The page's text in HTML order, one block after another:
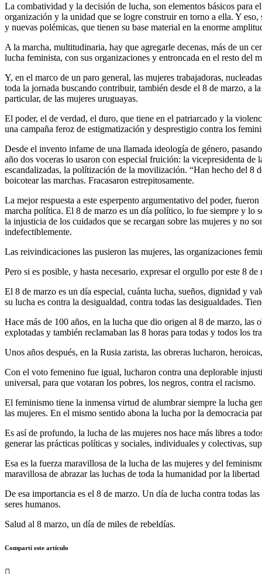
La combatividad y la decisión de lucha, son elementos básicos para
organización y la unidad que se logre construir en torno a ella. Y
y nuevas polémicas, que tienen su base material en la enorme
A la marcha, multitudinaria, hay que agregarle decenas, más de un
lucha feminista, con sus organizaciones y entroncada en el resto del
Y, en el marco de un paro general, las mujeres trabajadoras,
toda la jornada buscando contribuir, también desde el 8 de marzo, a
particular, de las mujeres uruguayas.
El poder, el de verdad, el duro, que tiene en el patriarcado y la
una campaña feroz de estigmatización y desprestigio contra los
Desde el invento infame de una llamada ideología de género,
año dos voceras lo usaron con especial fruición: la vicepresidenta
escandalizadas, la polítización de la movilización. “Han hecho del 8
boicotear las marchas. Fracasaron estrepitosamente.
La mejor respuesta a este esperpento argumentativo del poder,
marcha política. El 8 de marzo es un día político, lo fue siempre y lo
la injusticia de los cuidados que se recargan sobre las mujeres y no
indefectiblemente.
Las reivindicaciones las pusieron las mujeres, las organizaciones
Pero si es posible, y hasta necesario, expresar el orgullo por este 8
El 8 de marzo es un día especial, cuánta lucha, sueños, dignidad y
su lucha es contra la desigualdad, contra todas las desigualdades.
Hace más de 100 años, en la lucha que dio origen al 8 de marzo,
explotadas y también reclamaban las 8 horas para todas y todos los
Unos años después, en la Rusia zarista, las obreras lucharon,
Con el voto femenino fue igual, lucharon contra una deplorable
universal, para que votaran los pobres, los negros, contra el racismo.
El feminismo tiene la inmensa virtud de alumbrar siempre la lucha
las mujeres. En el mismo sentido abona la lucha por la democracia
Es así de profundo, la lucha de las mujeres nos hace más libres a
generar las prácticas políticas y sociales, individuales y colectivas,
Esa es la fuerza maravillosa de la lucha de las mujeres y del
maravillosa de abrazar las luchas de toda la humanidad por la
De esa importancia es el 8 de marzo. Un día de lucha contra todas
seres humanos.
Salud al 8 marzo, un día de miles de rebeldías.
Compartí este artículo